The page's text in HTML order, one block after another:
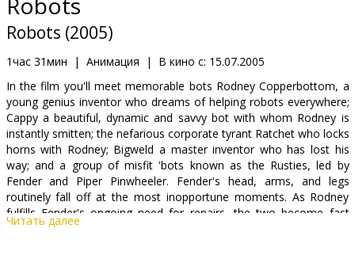
Клуб
Robots (2005)
1час 31мин | Анимация | В кино с: 15.07.2005
In the film you'll meet memorable bots Rodney Copperbottom, a
young genius inventor who dreams of helping robots everywhere;
Cappy a beautiful, dynamic and savvy bot with whom Rodney is
instantly smitten; the nefarious corporate tyrant Ratchet who locks
horns with Rodney; Bigweld a master inventor who has lost his
way; and a group of misfit 'bots known as the Rusties, led by
Fender and Piper Pinwheeler. Fender's head, arms, and legs
routinely fall off at the most inopportune moments. As Rodney
fulfills Fender's ongoing need for repairs, the two become fast
friends. Piper is Fender's tomboy kid sister, who surprises
Читать далее